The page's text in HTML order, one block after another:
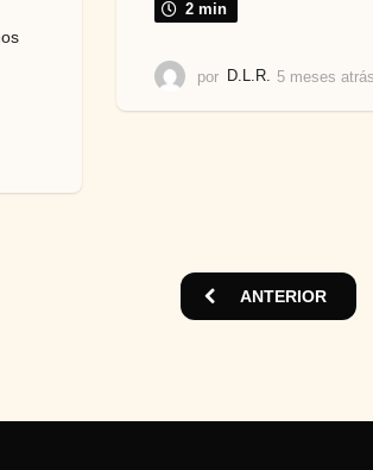
2 min
por D.L.R. 5 meses atrás
ANTERIOR